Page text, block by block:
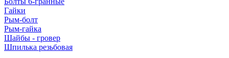
Гайки
Рым-болт
Рым-гайка
Шайбы - гровер
Шпилька резьбовая